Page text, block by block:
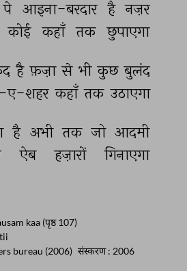
पे आइना-बरदार है नज़र
कोई कहाँ तक छुपाएगा
है फ़ज़ा से भी कुछ बुलंद
ए-शहर कहाँ तक उठाएगा
है अभी तक जो आदमी
ऐब हज़ारों गिनाएगा
kaa (पृष्ठ 107)
bureau (2006) संस्करण: 2006